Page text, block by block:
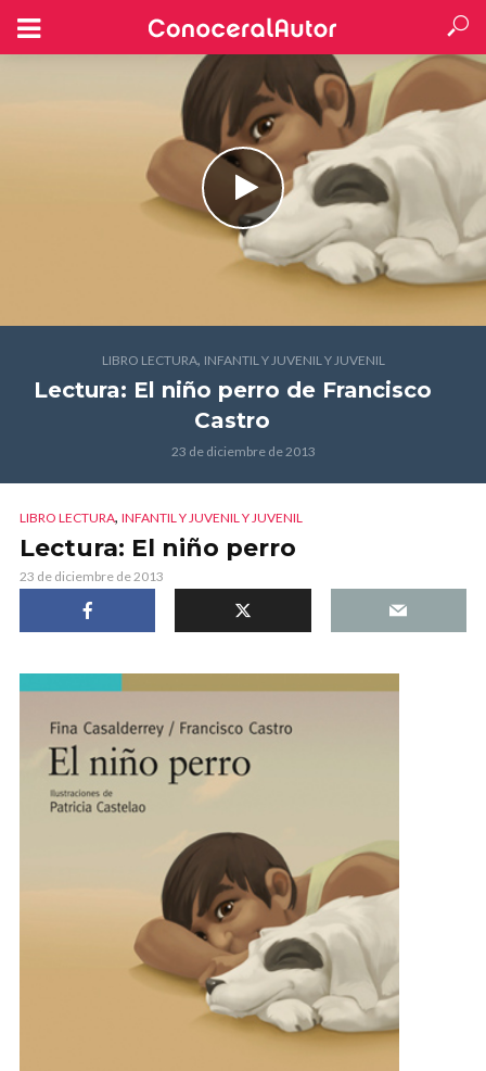
LIBRO LECTURA, INFANTIL Y JUVENIL Y JUVENIL
Lectura: El niño perro de Francisco
Castro
23 de diciembre de 2013
LIBRO LECTURA, INFANTIL Y JUVENIL Y JUVENIL
Lectura: El niño perro
23 de diciembre de 2013